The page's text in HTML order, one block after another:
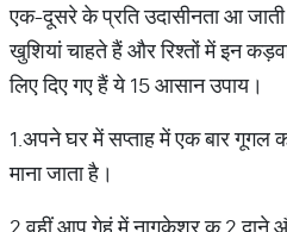
एक-दूसरे के प्रति उदासीनता आ
खुशियां चाहते हैं और रिश्तों में इन
लिए दिए गए हैं ये 15 आसान उपाय।
1.अपने घर में सप्ताह में एक बार
माना जाता है।